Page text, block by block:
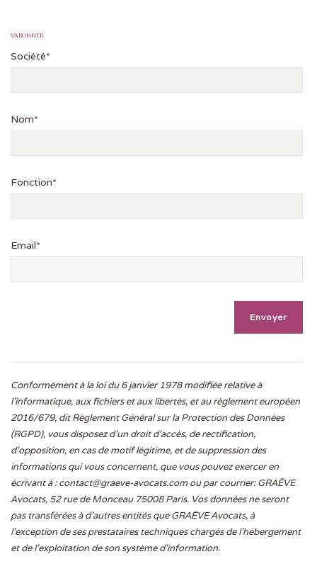
S’ABONNER
Société*
Nom*
Fonction*
Email*
Conformément à la loi du 6 janvier 1978 modifiée relative à
l'informatique, aux fichiers et aux libertés, et au règlement européen
2016/679, dit Règlement Général sur la Protection des Données
(RGPD), vous disposez d’un droit d’accès, de rectification,
d’opposition, en cas de motif légitime, et de suppression des
informations qui vous concernent, que vous pouvez exercer en
écrivant à :contact@graeve-avocats.com ou par courrier: GRAËVE
Avocats, 52 rue de Monceau 75008 Paris. Vos données ne seront
pas transférées à d’autres entités que GRAËVE Avocats, à
l’exception de ses prestataires techniques chargés de l’hébergement
et de l’exploitation de son système d’information.